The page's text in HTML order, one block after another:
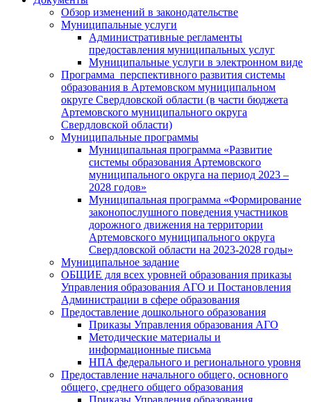
Обзор изменений в законодательстве
Муниципальные услуги
Административные регламенты
предоставления муниципальных услуг
Муниципальные услуги в электронном виде
Программа перспективного развития системы
образования в Артемовском муниципальном
округе Свердловской области (в части бюджета
Артемовского муниципального округа
Свердловской области)
Муниципальные программы
Муниципальная программа «Развитие
системы образования Артемовского
муниципального округа на период 2023 –
2028 годов»
Муниципальная программа «Формирование
законопослушного поведения участников
дорожного движения на территории
Артемовского муниципального округа
Свердловской области на 2023-2028 годы»
Муниципальное задание
ОБЩИЕ для всех уровней образования приказы
Управления образования АГО и Постановления
Администрации в сфере образования
Предоставление дошкольного образования
Приказы Управления образования АГО
Методические материалы и
информационные письма
НПА федерального и регионального уровня
Предоставление начального общего, основного
общего, среднего общего образования